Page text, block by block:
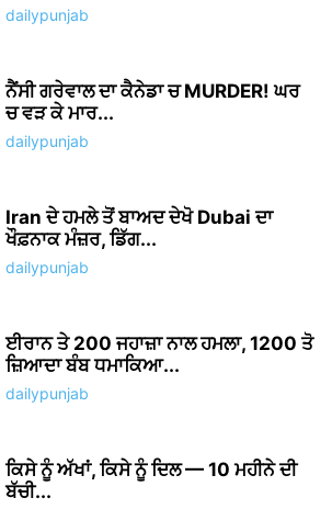
dailypunjab
ਨੈਂਸੀ ਗਰੇਵਾਲ ਦਾ ਕੈਨੇਡਾ ਚ MURDER! ਘਰ
ਚ ਵੜ ਕੇ ਮਾਰ...
dailypunjab
Iran ਦੇ ਹਮਲੇ ਤੋਂ ਬਾਅਦ ਦੇਖੋ Dubai ਦਾ
ਖੌਫ਼ਨਾਕ ਮੰਜ਼ਰ, ਡਿੱਗ...
dailypunjab
ਈਰਾਨ ਤੇ 200 ਜਹਾਜ਼ਾ ਨਾਲ ਹਮਲਾ, 1200 ਤੋ
ਜ਼ਿਆਦਾ ਬੰਬ ਧਮਾਕਿਆ...
dailypunjab
ਕਿਸੇ ਨੂੰ ਅੱਖਾਂ, ਕਿਸੇ ਨੂੰ ਦਿਲ — 10 ਮਹੀਨੇ ਦੀ
ਬੱਚੀ...